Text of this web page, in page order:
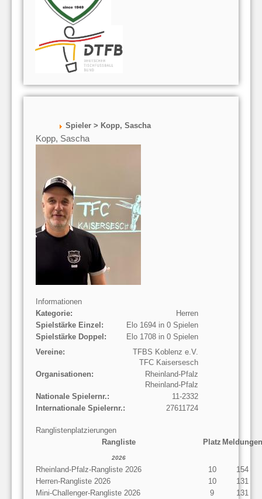
Spieler > Kopp, Sascha
Kopp, Sascha
Informationen
Kategorie:
Herren
Spielstärke Einzel:
Elo 1694 in 0 Spielen
Spielstärke Doppel:
Elo 1708 in 0 Spielen
Vereine:
TFBS Koblenz e.V.
TFC Kaisersesch
Organisationen:
Rheinland-Pfalz
Rheinland-Pfalz
Nationale Spielernr.:
11-2332
Internationale Spielernr.:
27611724
Ranglistenplatzierungen
Rangliste
Platz Meldungen
2026
Rheinland-Pfalz-Rangliste 2026 10
154
Herren-Rangliste 2026
10
131
Mini-Challenger-Rangliste 2026
9
131